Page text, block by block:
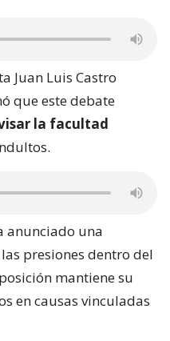
Juan Luis Castro
que este debate
la facultad
anunciado una
presiones dentro del
mantiene su
en causas vinculadas